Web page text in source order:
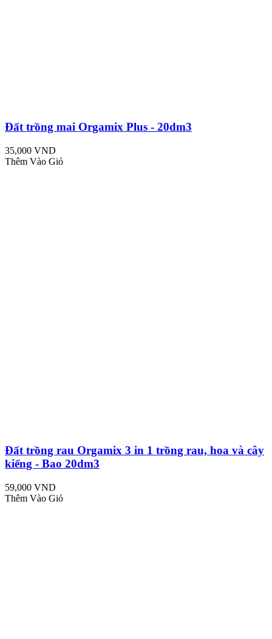
Đất trồng mai Orgamix Plus - 20dm3
35,000 VND
Thêm Vào Giỏ
Đất trồng rau Orgamix 3 in 1 trồng rau, hoa và cây
kiểng - Bao 20dm3
59,000 VND
Thêm Vào Giỏ